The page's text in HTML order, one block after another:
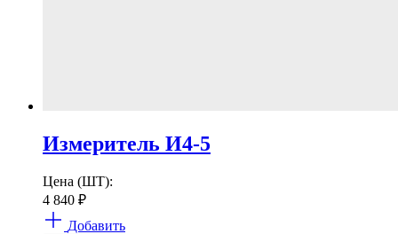
Измеритель И4-5
Цена (ШТ):
4 840 ₽
Добавить